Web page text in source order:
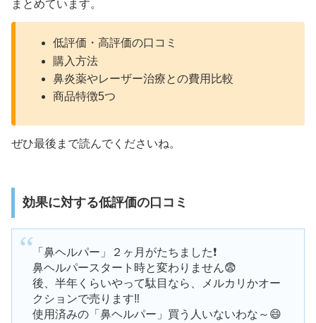
まとめています。
低評価・高評価の口コミ
購入方法
鼻炎薬やレーザー治療との費用比較
商品特徴5つ
ぜひ最後まで読んでくださいね。
効果に対する低評価の口コミ
「鼻ヘルパー」２ヶ月がたちました❗
鼻ヘルパースタート時と変わりません😨
後、半年くらいやって駄目なら、メルカリかオー
クションで売ります‼️
使用済みの「鼻ヘルパー」買う人いないわな～😄